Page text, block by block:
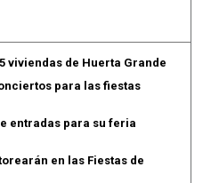
viviendas de Huerta Grande
para las fiestas
entradas para su feria
en las Fiestas de